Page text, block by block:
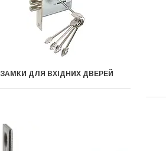
ЗАМКИ ДЛЯ ВХІДНИХ ДВЕРЕЙ